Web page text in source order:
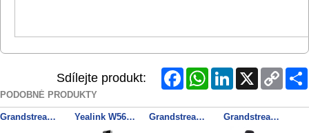
Sdílejte produkt: FacebookWhatsAppLinkedInX
Copy
Link
PODOBNÉ PRODUKTY
Grandstream GXP2140 SIP telefon Yealink W56H SIP DECT ručka Grandstream GXP2130 SIP telefon Grandstream GXP1625 SIP telefon